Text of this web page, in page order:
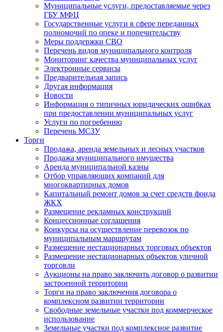
Муниципальные услуги, предоставляемые через
ГБУ МФЦ
Государственные услуги в сфере переданных
полномочий по опеке и попечительству
Меры поддержки СВО
Перечень видов муниципального контроля
Мониторинг качества муниципальных услуг
Электронные сервисы
Предварительная запись
Другая информация
Новости
Информация о типичных юридических ошибках
при предоставлении муниципальных услуг
Услуги по погребению
Перечень МСЗУ
Торги
Продажа, аренда земельных и лесных участков
Продажа муниципального имущества
Аренда муниципальной казны
Отбор управляющих компаний для
многоквартирных домов
Капитальный ремонт домов за счет средств фонда
ЖКХ
Размещение рекламных конструкций
Концессионные соглашения
Конкурсы на осуществление перевозок по
муниципальным маршрутам
Размещение нестационарных торговых объектов
Размещение нестационарных объектов уличной
торговли
Аукционы на право заключить договор о развитии
застроенной территории
Торги на право заключения договора о
комплексном развитии территории
Свободные земельные участки под коммерческое
использование
Земельные участки под комплексное развитие